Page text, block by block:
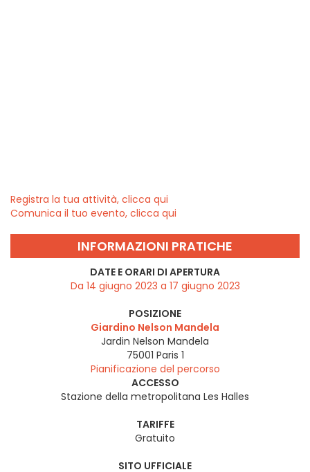
Registra la tua attività, clicca qui
Comunica il tuo evento, clicca qui
INFORMAZIONI PRATICHE
DATE E ORARI DI APERTURA
Da 14 giugno 2023 a 17 giugno 2023
POSIZIONE
Giardino Nelson Mandela
Jardin Nelson Mandela
75001 Paris 1
Pianificazione del percorso
ACCESSO
Stazione della metropolitana Les Halles
TARIFFE
Gratuito
SITO UFFICIALE